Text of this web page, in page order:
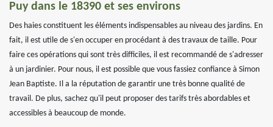
Puy dans le 18390 et ses environs
Des haies constituent les éléments indispensables au niveau des jardins. En
fait, il est utile de s'en occuper en procédant à des travaux de taille. Pour
faire ces opérations qui sont très difficiles, il est recommandé de s'adresser
à un jardinier. Pour nous, il est possible que vous fassiez confiance à Simon
Jean Baptiste. Il a la réputation de garantir une très bonne qualité de
travail. De plus, sachez qu'il peut proposer des tarifs très abordables et
accessibles à beaucoup de monde.